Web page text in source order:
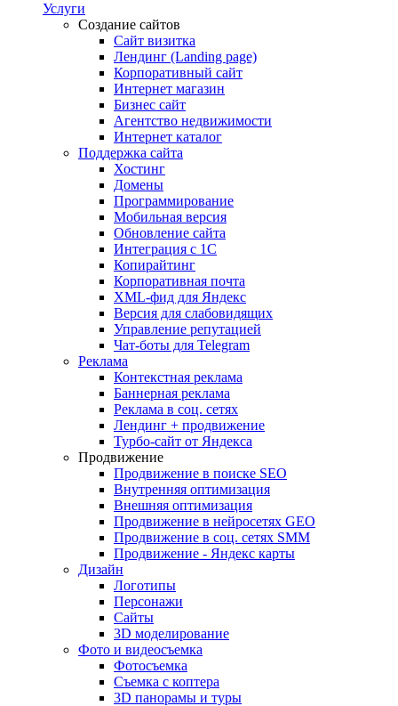
Услуги
Создание сайтов
Сайт визитка
Лендинг (Landing page)
Корпоративный сайт
Интернет магазин
Бизнес сайт
Агентство недвижимости
Интернет каталог
Поддержка сайта
Хостинг
Домены
Программирование
Мобильная версия
Обновление сайта
Интеграция с 1С
Копирайтинг
Корпоративная почта
XML-фид для Яндекс
Версия для слабовидящих
Управление репутацией
Чат-боты для Telegram
Реклама
Контекстная реклама
Баннерная реклама
Реклама в соц. сетях
Лендинг + продвижение
Турбо-сайт от Яндекса
Продвижение
Продвижение в поиске SEO
Внутренняя оптимизация
Внешняя оптимизация
Продвижение в нейросетях GEO
Продвижение в соц. сетях SMM
Продвижение - Яндекс карты
Дизайн
Логотипы
Персонажи
Сайты
3D моделирование
Фото и видеосъемка
Фотосъемка
Съемка с коптера
3D панорамы и туры